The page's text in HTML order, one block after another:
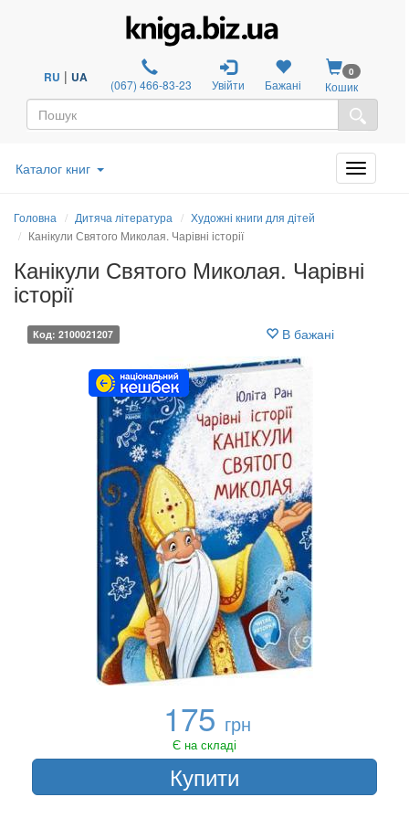
RU | UA (067) 466-83-23 Увійти Бажані
0
Кошик
Каталог книг
Головна Дитяча література
Художні книги для дітей
Канікули Святого Миколая. Чарівні історії
Канікули Святого Миколая. Чарівні
історії
Код: 2100021207 В бажані
175 грн
Є на складі
Купити